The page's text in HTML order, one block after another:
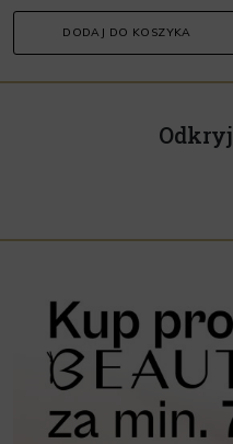
DODAJ DO KOSZYKA